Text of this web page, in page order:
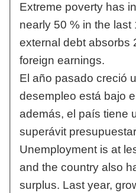
Extreme poverty has
nearly 50 % in the last
external debt absorbs
foreign earnings.
El año pasado creció
desempleo está bajo
además, el país tiene
superávit
Unemployment is at
and the country also
surplus. Last year,